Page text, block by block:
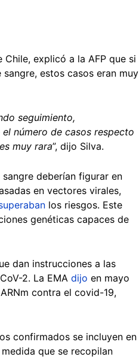
explicó a la AFP que si
estos casos eran muy
seguimiento,
número de casos respecto
muy rara”, dijo Silva.
deberían figurar en
en vectores virales,
los riesgos. Este
genéticas capaces de
dan instrucciones a las
2. La EMA dijo en mayo
contra el covid-19,
confirmados se incluyen en
que se recopilan